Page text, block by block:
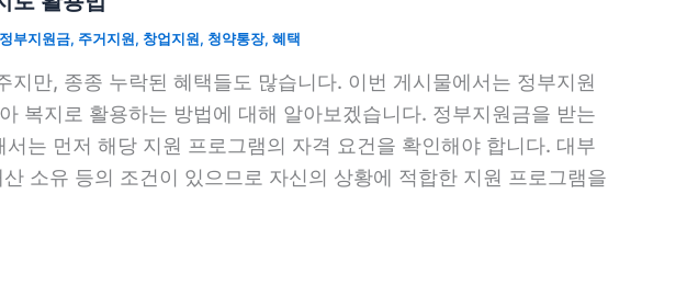
정부지원금, 주거지원, 창업지원, 청약통장, 혜택
지만, 종종 누락된 혜택들도 많습니다. 이번 게시물에서는 정부지원
복지로 활용하는 방법에 대해 알아보겠습니다. 정부지원금을 받는
는 먼저 해당 지원 프로그램의 자격 요건을 확인해야 합니다. 대부
소유 등의 조건이 있으므로 자신의 상황에 적합한 지원 프로그램을